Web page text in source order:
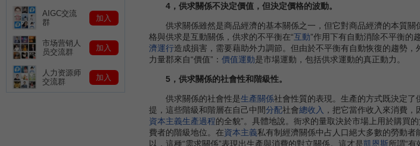
4，供求關係不決定價值，但決定價格的波動。
供求關係雖然是商品經濟的基本關係之一，但它對商品經濟的本質
格與供求是互動關係，供求的不平衡在“互動”作用下有自動消除不平衡的
濟運行造成損害，需要藉助外力調節。但由於不平衡有自動恢復的趨勢
力量郡來自“價值”： 價值運動是市場運動，包括供求運動的真正動力。
5，供求關係的社會性和階級性。
供求關係的社會性是生產關係社會性質的表現。生產的方式既決定了
提，這些階級和階層在自己中間分配社會總收入 ，把它當作收入來消費
資本主義生產過程的全貌”。具體地說。衙求的量取決於市場上用於購買
費者的階級地位。在資本主義私有制經濟關係中占人口絕大多數的勞動者
以，這種“需求關係”表現出生產與消費的對立關係。這才是凱恩斯所謂“有
AIGC交流
群
加入
市场营销人
员交流群
加入
人力资源师
交流群
加入